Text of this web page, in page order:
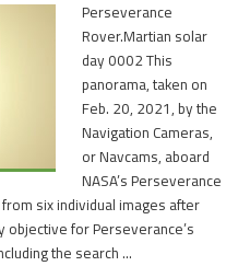
Perseverance
Rover.Martian solar
day 0002 This
panorama, taken on
Feb. 20, 2021, by the
Navigation Cameras,
or Navcams, aboard
NASA’s Perseverance
six individual images after
objective for Perseverance’s
the search …